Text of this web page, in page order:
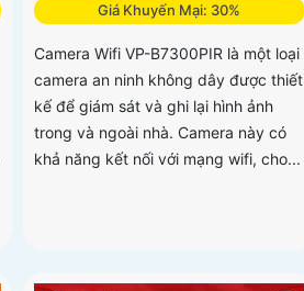
Giá Khuyến Mại: 30%
Camera Wifi VP-B7300PIR là một loại
camera an ninh không dây được thiết
kế để giám sát và ghi lại hình ảnh
trong và ngoài nhà. Camera này có
khả năng kết nối với mạng wifi, cho...